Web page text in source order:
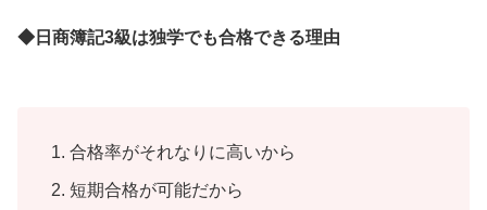
◆日商簿記3級は独学でも合格できる理由
合格率がそれなりに高いから
短期合格が可能だから